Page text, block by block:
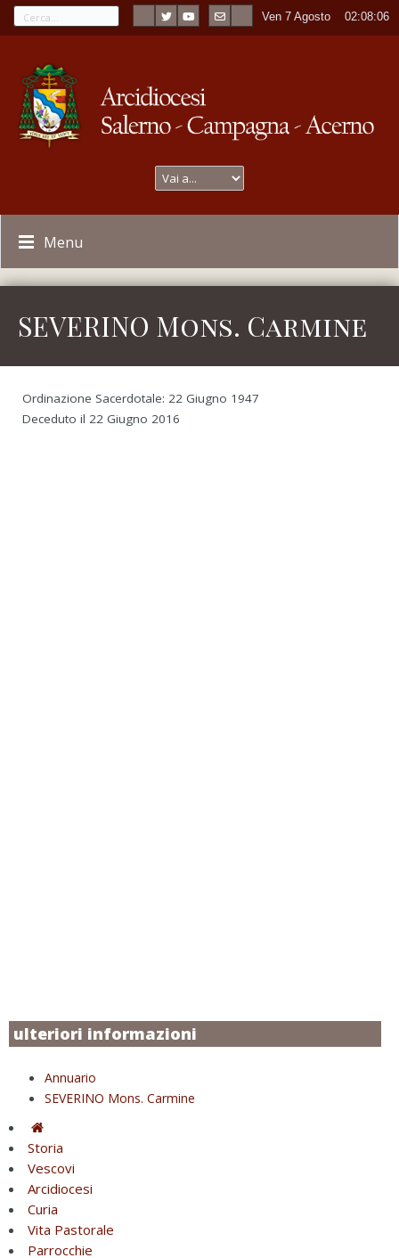
Ven 7 Agosto ----02:08:06
Menu
SEVERINO Mons. Carmine
Ordinazione Sacerdotale: 22 Giugno 1947
Deceduto il 22 Giugno 2016
ulteriori informazioni
Annuario
SEVERINO Mons. Carmine
Storia
Vescovi
Arcidiocesi
Curia
Vita Pastorale
Parrocchie